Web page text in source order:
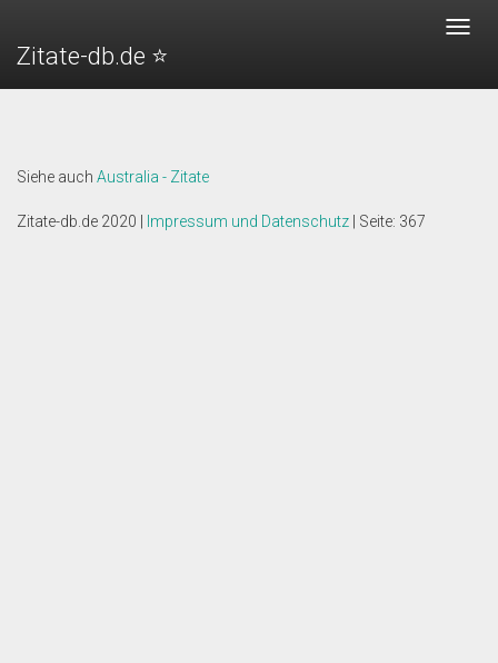
Zitate-db.de ⭐️
"Wir sind hier, um die Demokratie zu erhalten, wir praktizieren
Siehe auch Australia - Zitate
Zitate-db.de 2020 | Impressum und Datenschutz | Seite: 367